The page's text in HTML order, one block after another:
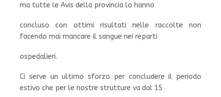
ma tutte le Avis della provincia lo hanno
concluso con ottimi risultati nelle raccolte non
facendo mai mancare il sangue nei reparti
ospedalieri.
Ci serve un ultimo sforzo per concludere il periodo
estivo che per le nostre strutture va dal 15